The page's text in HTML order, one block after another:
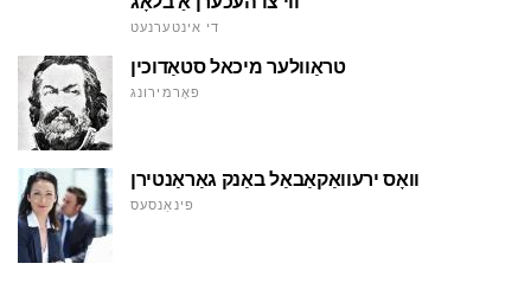
די אינטערנעט
טראַוולער מיכאל סטאַדוכין
פאָרמירונג
וואָס ירעוואַקאַבאַל באַנק גאַראַנטירן
פינאַנסעס